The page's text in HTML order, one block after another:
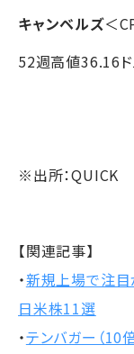
キャンベルズ＜
52週高値36.16
※出所：QUICK
【関連記事】
・新規上場で注目
日米株11選
・テンバガー（10